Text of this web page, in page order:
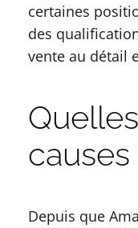
certaines
des
vente au détail
causes
Depuis que